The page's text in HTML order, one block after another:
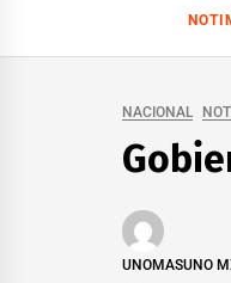
NACIONAL
UNOMASUNO